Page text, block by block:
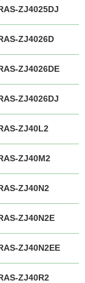
ZJ4025DJ
ZJ4026D
ZJ4026DE
ZJ4026DJ
ZJ40L2
ZJ40M2
ZJ40N2
ZJ40N2E
ZJ40N2EE
ZJ40R2